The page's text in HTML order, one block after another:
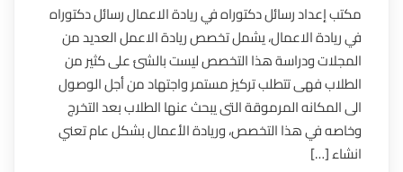
مكتب إعداد رسائل دكتوراه في ريادة الاعمال رسائل دكتوراه
في ريادة الاعمال، يشمل تخصص ريادة الاعمل العديد من
المجلات ودراسة هذا التخصص ليست بالشئ على كثير من
الطلاب فهى تتطلب تركيز مستمر واجتهاد من أجل الوصول
الى المكانه المرموقة التى يبحث عنها الطلاب بعد التخرج
وخاصه في هذا التخصص، وريادة الأعمال بشكل عام تعني
انشاء […]